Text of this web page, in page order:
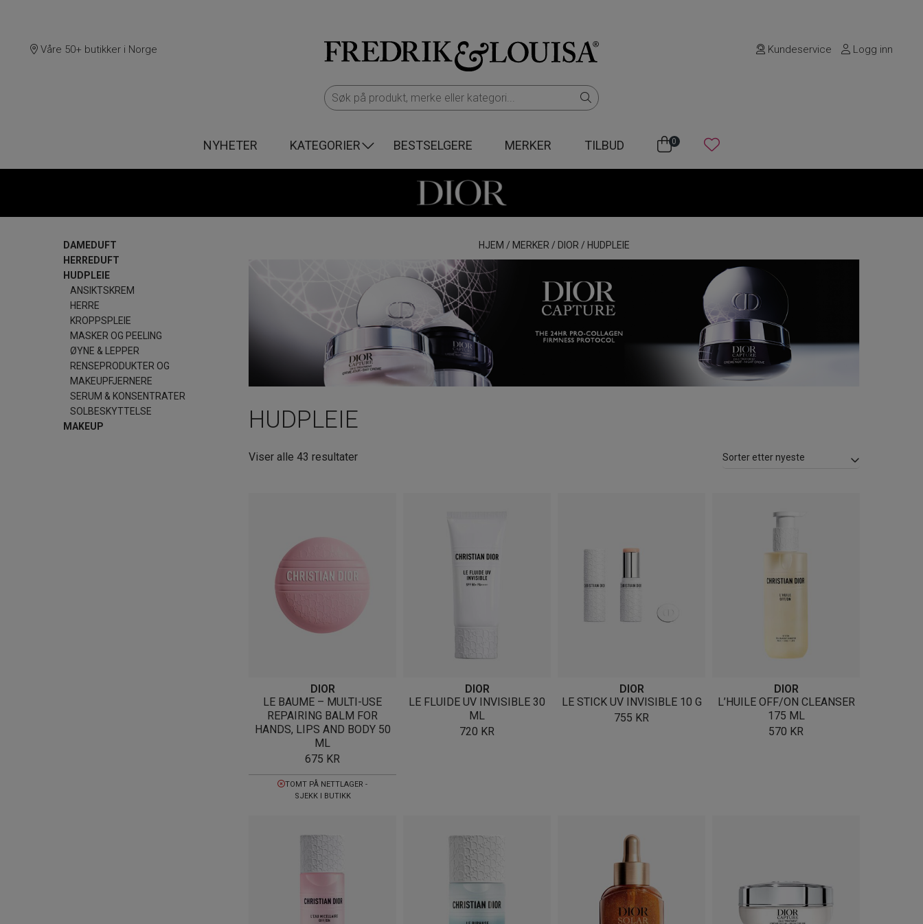
Våre 50+ butikker i Norge Kundeservice Logg inn
NYHETER KATEGORIER BESTSELGERE MERKER TILBUD 0
HJEM / MERKER / DIOR / HUDPLEIE
HUDPLEIE
Viser alle 43 resultaterSortert
DIOR
LE BAUME – MULTI-USE
REPAIRING BALM FOR
HANDS, LIPS AND BODY 50
ML
675 KR
TOMT PÅ NETTLAGER -
SJEKK I BUTIKK
DIOR
LE FLUIDE UV INVISIBLE 30
ML
720 KR
DIOR
LE STICK UV INVISIBLE 10 G
755 KR
DIOR
L’HUILE OFF/ON CLEANSER
175 ML
570 KR
DAMEDUFT
HERREDUFT
HUDPLEIE
ANSIKTSKREM
HERRE
KROPPSPLEIE
MASKER OG PEELING
ØYNE & LEPPER
RENSEPRODUKTER OG
MAKEUPFJERNERE
SERUM & KONSENTRATER
SOLBESKYTTELSE
MAKEUP